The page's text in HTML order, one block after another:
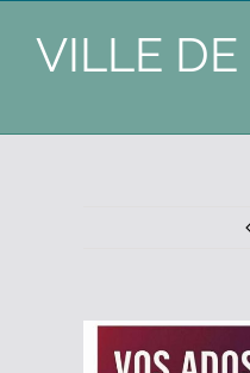
VILLE DE
Voir
l'image